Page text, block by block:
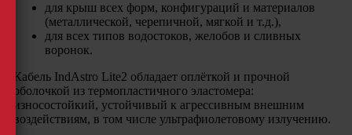
для крыш всех форм, конфигураций и материалов
(металлической, черепичной, мягкой и т.д.),
для всех типов водостоков, желобов и сливных
воронок.
Кабель IndAstro Lite2 обладает оплёткой и прочной
оболочкой из термопластичного эластомера:
износостойкий, устойчивый к агрессивным внешним
воздействиям, в том числе ультрафиолетовому излучению.